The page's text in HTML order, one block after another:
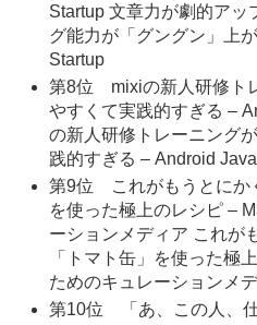
Startup 文章力が劇的アッ
グ能力が「グングン」上
Startup
第8位 mixiの新人研修ト
やすくて実践的すぎる –
の新人研修トレーニング
践的すぎる – Android
第9位 これがもうとにか
を使った極上のレシピ –
ーションメディア これが
「トマト缶」を使った極
ためのキュレーションメ
第10位 「あ、この人、